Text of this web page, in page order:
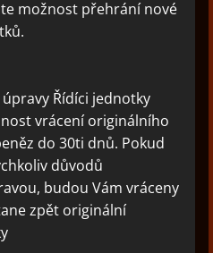
možnost přehrání nové
úpravy Řídíci jednotky
vrácení originálního
do 30ti dnů. Pokud
důvodů
budou Vám vráceny
zpět originální